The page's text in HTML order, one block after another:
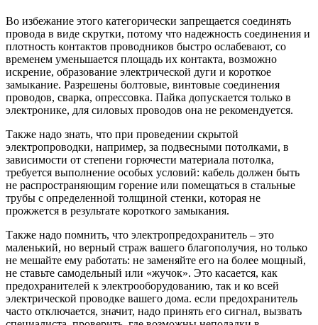
Во избежание этого категорически запрещается соединять
провода в виде скрутки, потому что надежность соединения и
плотность контактов проводников быстро ослабевают, со
временем уменьшается площадь их контакта, возможно
искрение, образование электрической дуги и короткое
замыкание. Разрешены болтовые, винтовые соединения
проводов, сварка, опрессовка. Пайка допускается только в
электронике, для силовых проводов она не рекомендуется.
Также надо знать, что при проведении скрытой
электропроводки, например, за подвесными потолками, в
зависимости от степени горючести материала потолка,
требуется выполнение особых условий: кабель должен быть
не распространяющим горение или помещаться в стальные
трубы с определенной толщиной стенки, которая не
прожжется в результате короткого замыкания.
Также надо помнить, что электропредохранитель – это
маленький, но верный страж вашего благополучия, но только
не мешайте ему работать: не заменяйте его на более мощный,
не ставьте самодельный или «жучок». Это касается, как
предохранителей к электрооборудованию, так и ко всей
электрической проводке вашего дома. если предохранитель
часто отключается, значит, надо принять его сигнал, вызвать